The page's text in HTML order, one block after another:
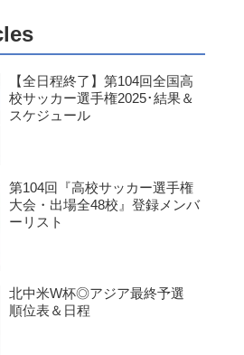
【全日程終了】第104回全国高
校サッカー選手権2025･結果＆
スケジュール
第104回『高校サッカー選手権
大会・出場全48校』登録メンバ
ーリスト
北中米W杯◎アジア最終予選
順位表＆日程